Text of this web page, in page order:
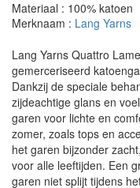
Materiaal : 100% katoen
Merknaam : Lang Yarns
Lang Yarns Quattro
gemerceriseerd
Dankzij de speciale
zijdeachtige glans en
garen voor lichte en
zomer, zoals tops en
het garen bijzonder
voor alle leeftijden. Een
garen niet splijt tijdens